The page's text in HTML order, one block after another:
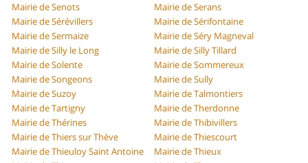
Mairie de Senots
Mairie de Serans
Mairie de Sérévillers
Mairie de Sérifontaine
Mairie de Sermaize
Mairie de Séry Magneval
Mairie de Silly le Long
Mairie de Silly Tillard
Mairie de Solente
Mairie de Sommereux
Mairie de Songeons
Mairie de Sully
Mairie de Suzoy
Mairie de Talmontiers
Mairie de Tartigny
Mairie de Therdonne
Mairie de Thérines
Mairie de Thibivillers
Mairie de Thiers sur Thève
Mairie de Thiescourt
Mairie de Thieuloy Saint Antoine
Mairie de Thieux